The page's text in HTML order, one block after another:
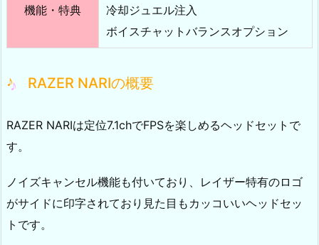
機能・特典
冷却ジュエル注入
ボイスチャットバランスオプション
RAZER NARIの概要
RAZER NARIは定位7.1chでFPSを楽しめるヘッドセットで
す。
ノイズキャンセル機能も付いており、レイザー特有のロゴ
がサイドに印字されており見た目もカッコいいヘッドセッ
トです。